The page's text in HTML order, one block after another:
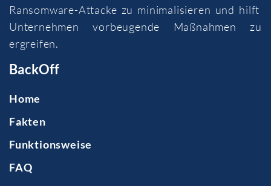
Ransomware-Attacke zu minimalisieren und hilft
Unternehmen vorbeugende Maßnahmen zu
ergreifen.
BackOff
Home
Fakten
Funktionsweise
FAQ